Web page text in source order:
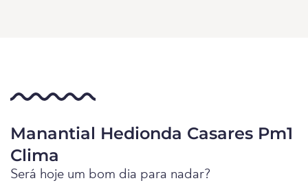
Manantial Hedionda Casares Pm1
Clima
Será hoje um bom dia para nadar?